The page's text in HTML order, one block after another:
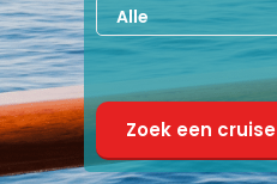
Zoek een cruise